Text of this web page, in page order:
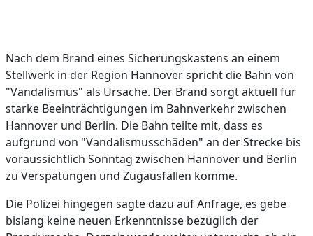
Nach dem Brand eines Sicherungskastens an einem
Stellwerk in der Region Hannover spricht die Bahn von
"Vandalismus" als Ursache. Der Brand sorgt aktuell für
starke Beeinträchtigungen im Bahnverkehr zwischen
Hannover und Berlin. Die Bahn teilte mit, dass es
aufgrund von "Vandalismusschäden" an der Strecke bis
voraussichtlich Sonntag zwischen Hannover und Berlin
zu Verspätungen und Zugausfällen komme.
Die Polizei hingegen sagte dazu auf Anfrage, es gebe
bislang keine neuen Erkenntnisse bezüglich der